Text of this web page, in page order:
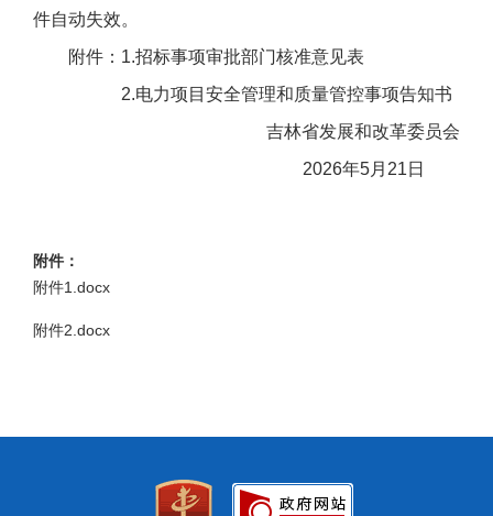
件自动失效。
附件：1.招标事项审批部门核准意见表
2.电力项目安全管理和质量管控事项告知书
吉林省发展和改革委员会
2026年5月21日
附件：
附件1.docx
附件2.docx